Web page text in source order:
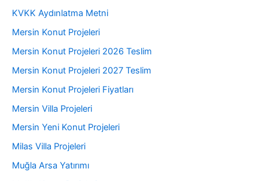
KVKK Aydınlatma Metni
Mersin Konut Projeleri
Mersin Konut Projeleri 2026 Teslim
Mersin Konut Projeleri 2027 Teslim
Mersin Konut Projeleri Fiyatları
Mersin Villa Projeleri
Mersin Yeni Konut Projeleri
Milas Villa Projeleri
Muğla Arsa Yatırımı